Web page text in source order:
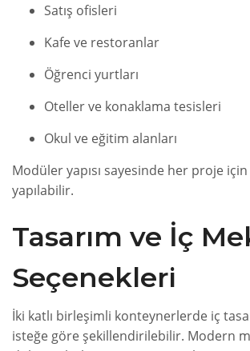
Satış ofisleri
Kafe ve restoranlar
Öğrenci yurtları
Oteller ve konaklama tesisleri
Okul ve eğitim alanları
Modüler yapısı sayesinde her proje
yapılabilir.
Tasarım ve İç
Seçenekleri
İki katlı birleşimli konteynerlerde iç
isteğe göre şekillendirilebilir. Modern